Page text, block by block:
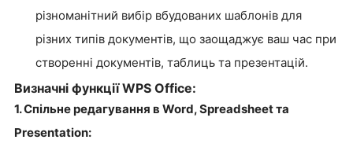
різноманітний вибір вбудованих шаблонів для
різних типів документів, що заощаджує ваш час при
створенні документів, таблиць та презентацій.
Визначні функції WPS Office:
1. Спільне редагування в Word, Spreadsheet та
Presentation: